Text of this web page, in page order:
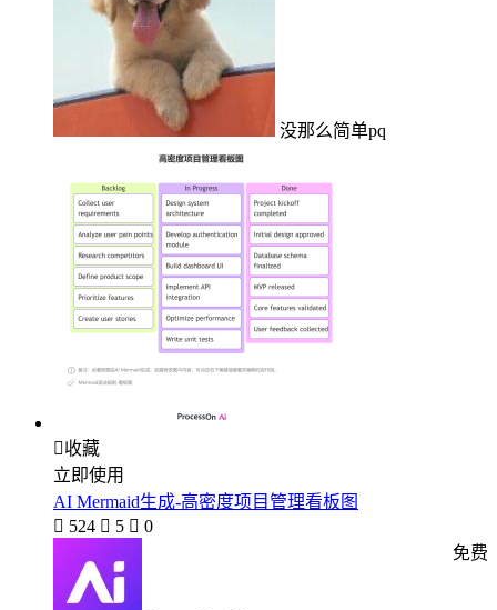
没那么简单pq
收藏
立即使用
AI Mermaid生成-高密度项目管理看板图
 524  5  0
免费